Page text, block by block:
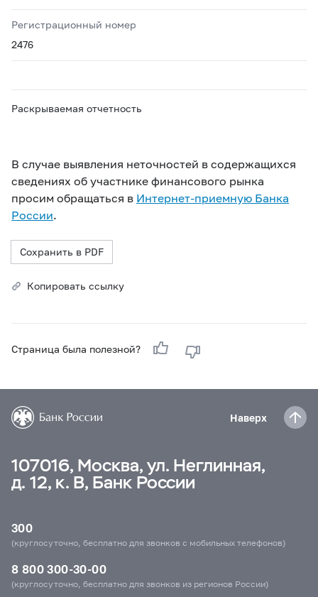
Регистрационный номер
2476
Раскрываемая отчетность
В случае выявления неточностей в содержащихся
сведениях об участнике финансового рынка
просим обращаться в Интернет-приемную Банка
России.
Сохранить в PDF
Копировать ссылку
Страница была полезной?
Наверх
107016, Москва, ул. Неглинная,
д. 12, к. В, Банк России
300
(круглосуточно, бесплатно для звонков с мобильных телефонов)
8 800 300-30-00
(круглосуточно, бесплатно для звонков из регионов России)